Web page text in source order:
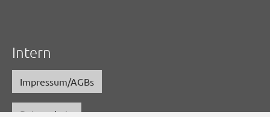
Intern
Impressum/AGBs
Datenschutz